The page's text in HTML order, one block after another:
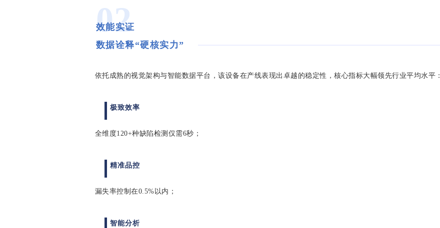
02
效能实证
数据诠释“硬核实力”
依托成熟的视觉架构与智能数据平台，该设备在产线表现出卓越的稳定性，核心指标大幅领先行业平均水平：
极致效率
全维度120+种缺陷检测仅需6秒；
精准品控
漏失率控制在0.5%以内；
智能分析